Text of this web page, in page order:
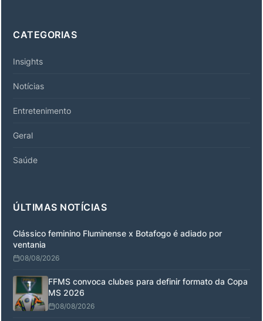
CATEGORIAS
Insights
Notícias
Entretenimento
Geral
Saúde
ÚLTIMAS NOTÍCIAS
Clássico feminino Fluminense x Botafogo é adiado por
ventania
08/08/2026
FFMS convoca clubes para definir formato da Copa
MS 2026
08/08/2026